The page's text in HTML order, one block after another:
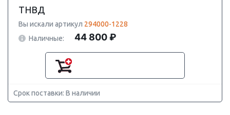
ТНВД
Вы искали артикул 294000-1228
Наличные:
44 800 ₽
Срок поставки: В наличии